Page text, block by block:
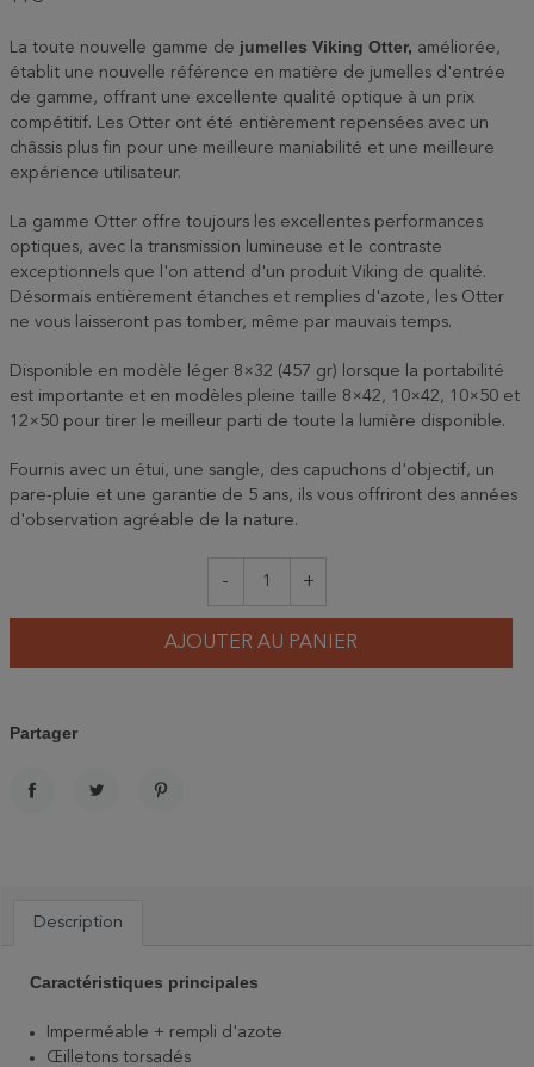
La toute nouvelle gamme de jumelles Viking Otter, améliorée,
établit une nouvelle référence en matière de jumelles d'entrée
de gamme, offrant une excellente qualité optique à un prix
compétitif. Les Otter ont été entièrement repensées avec un
châssis plus fin pour une meilleure maniabilité et une meilleure
expérience utilisateur.
La gamme Otter offre toujours les excellentes performances
optiques, avec la transmission lumineuse et le contraste
exceptionnels que l'on attend d'un produit Viking de qualité.
Désormais entièrement étanches et remplies d'azote, les Otter
ne vous laisseront pas tomber, même par mauvais temps.
Disponible en modèle léger 8×32 (457 gr) lorsque la portabilité
est importante et en modèles pleine taille 8×42, 10×42, 10×50 et
12×50 pour tirer le meilleur parti de toute la lumière disponible.
Fournis avec un étui, une sangle, des capuchons d'objectif, un
pare-pluie et une garantie de 5 ans, ils vous offriront des années
d'observation agréable de la nature.
- +
AJOUTER AU PANIER
Partager
Description
Caractéristiques principales
Imperméable + rempli d'azote
Œilletons torsadés